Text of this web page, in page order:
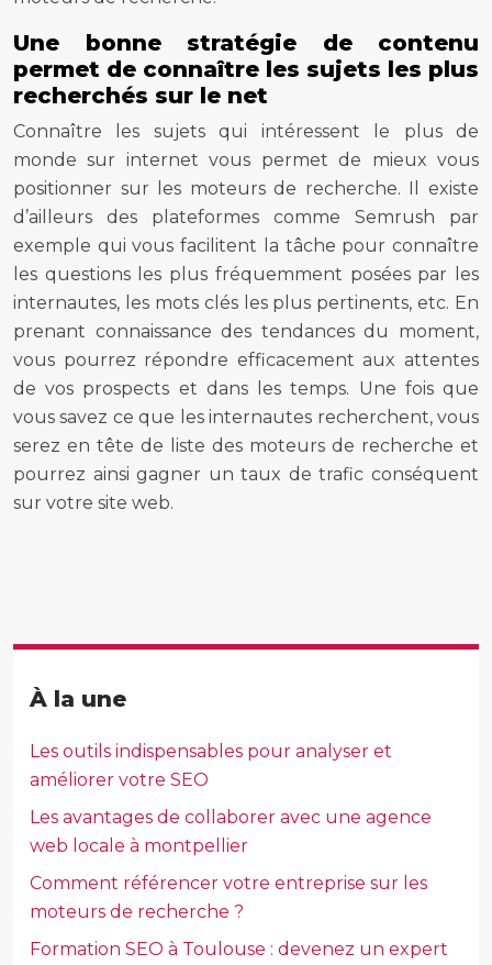
Une bonne stratégie de contenu
permet de connaître les sujets les plus
recherchés sur le net
Connaître les sujets qui intéressent le plus de
monde sur internet vous permet de mieux vous
positionner sur les moteurs de recherche. Il existe
d’ailleurs des plateformes comme Semrush par
exemple qui vous facilitent la tâche pour connaître
les questions les plus fréquemment posées par les
internautes, les mots clés les plus pertinents, etc. En
prenant connaissance des tendances du moment,
vous pourrez répondre efficacement aux attentes
de vos prospects et dans les temps. Une fois que
vous savez ce que les internautes recherchent, vous
serez en tête de liste des moteurs de recherche et
pourrez ainsi gagner un taux de trafic conséquent
sur votre site web.
À la une
Les outils indispensables pour analyser et
améliorer votre SEO
Les avantages de collaborer avec une agence
web locale à montpellier
Comment référencer votre entreprise sur les
moteurs de recherche ?
Formation SEO à Toulouse : devenez un expert